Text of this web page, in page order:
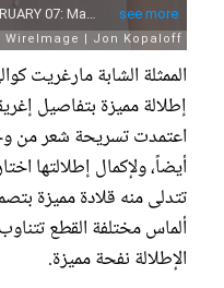
إطلالة مميزة بتفاصيل
اعتمدت تسريحة شعر من
أيضاً، ولإكمال إطلالتها
تتدلى منه قلادة مميزة
ألماس مختلفة القطع
الإطلالة نفحة مميزة.